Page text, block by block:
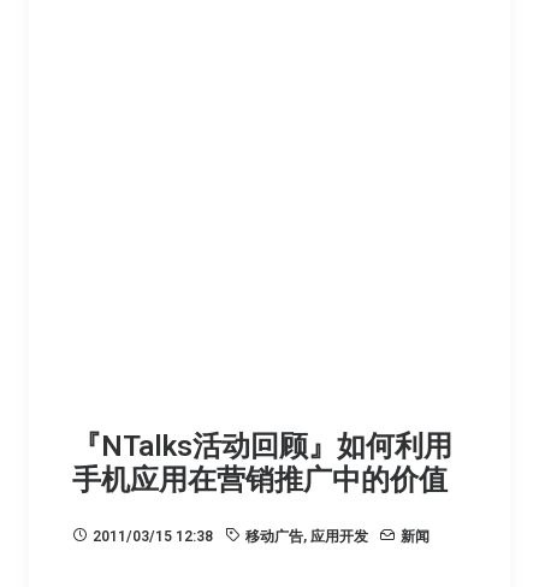
『NTalks活动回顾』如何利用
手机应用在营销推广中的价值
2011/03/15 12:38 移动广告, 应用开发 新闻